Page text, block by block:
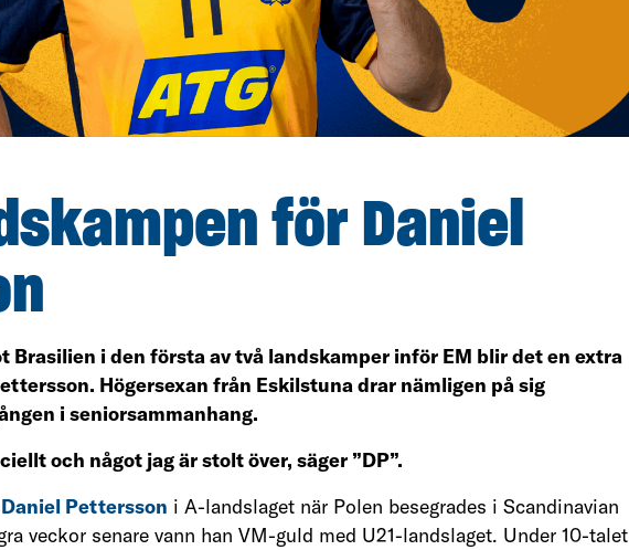
för Daniel
Brasilien i den första av två landskamper inför EM blir det en extra
Högersexan från Eskilstuna drar nämligen på sig
i seniorsammanhang.
och något jag är stolt över, säger ”DP”.
Daniel Pettersson i A-landslaget när Polen besegrades i Scandinavian
veckor senare vann han VM-guld med U21-landslaget. Under 10-talet